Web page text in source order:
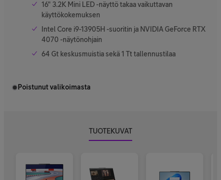
16" 3.2K Mini LED -näyttö takaa vaikuttavan
käyttökokemuksen
Intel Core i9-13905H -suoritin ja NVIDIA GeForce RTX
4070 -näytönohjain
64 Gt keskusmuistia sekä 1 Tt tallennustilaa
Poistunut valikoimasta
TUOTEKUVAT